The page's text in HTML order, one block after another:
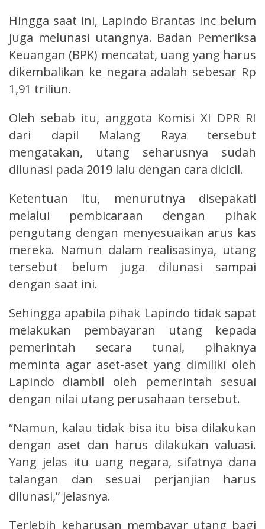
Hingga saat ini, Lapindo Brantas Inc belum
juga melunasi utangnya. Badan Pemeriksa
Keuangan (BPK) mencatat, uang yang harus
dikembalikan ke negara adalah sebesar Rp
1,91 triliun.
Oleh sebab itu, anggota Komisi XI DPR RI
dari dapil Malang Raya tersebut
mengatakan, utang seharusnya sudah
dilunasi pada 2019 lalu dengan cara dicicil.
Ketentuan itu, menurutnya disepakati
melalui pembicaraan dengan pihak
pengutang dengan menyesuaikan arus kas
mereka. Namun dalam realisasinya, utang
tersebut belum juga dilunasi sampai
dengan saat ini.
Sehingga apabila pihak Lapindo tidak sapat
melakukan pembayaran utang kepada
pemerintah secara tunai, pihaknya
meminta agar aset-aset yang dimiliki oleh
Lapindo diambil oleh pemerintah sesuai
dengan nilai utang perusahaan tersebut.
“Namun, kalau tidak bisa itu bisa dilakukan
dengan aset dan harus dilakukan valuasi.
Yang jelas itu uang negara, sifatnya dana
talangan dan sesuai perjanjian harus
dilunasi,” jelasnya.
Terlebih keharusan membayar utang bagi